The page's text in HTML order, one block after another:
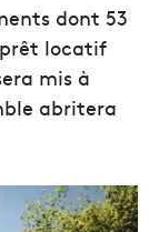
dont 53
locatif
mis à
abritera